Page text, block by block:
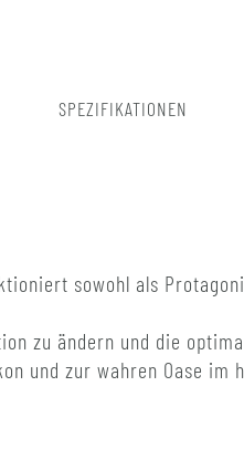
SPEZIFIKATIONEN
sowohl als
zu ändern und die
und zur wahren Oase im